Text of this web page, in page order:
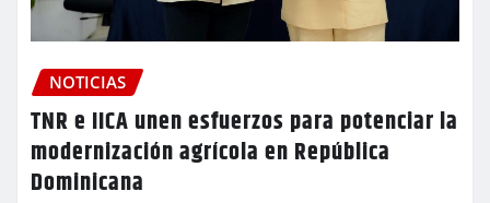
NOTICIAS
TNR e IICA unen esfuerzos para potenciar la
modernización agrícola en República
Dominicana